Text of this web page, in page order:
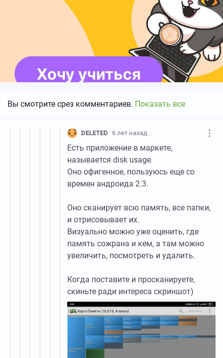
Вы смотрите срез комментариев. Показать все
DELETED 6 лет назад
Есть приложение в маркете,
называется disk usage.
Оно офигенное, пользуюсь еще со
времен андроида 2.3.
Оно сканирует всю память, все папки,
и отрисовывает их.
Визуально можно уже оценить, где
память сожрана и кем, а там можно
увеличить, посмотреть и удалить.
Когда поставите и просканируете,
скиньте ради интереса скриншот)